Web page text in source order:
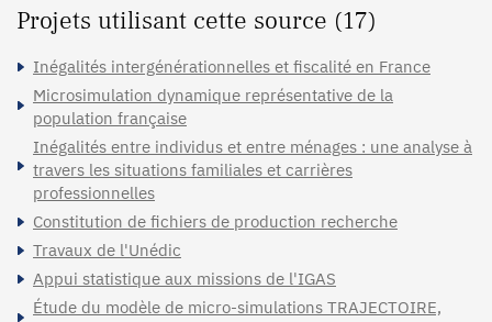
Projets utilisant cette source (17)
Inégalités intergénérationnelles et fiscalité en France
Microsimulation dynamique représentative de la
population française
Inégalités entre individus et entre ménages : une analyse à
travers les situations familiales et carrières
professionnelles
Constitution de fichiers de production recherche
Travaux de l'Unédic
Appui statistique aux missions de l'IGAS
Étude du modèle de micro-simulations TRAJECTOIRE,